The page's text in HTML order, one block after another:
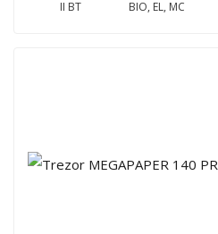
II BT BIO, EL, MC